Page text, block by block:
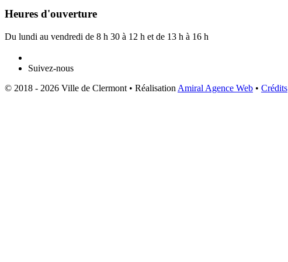
Heures d'ouverture
Du lundi au vendredi de 8 h 30 à 12 h et de 13 h à 16 h
Suivez-nous
© 2018 - 2026 Ville de Clermont • Réalisation Amiral Agence Web • Crédits